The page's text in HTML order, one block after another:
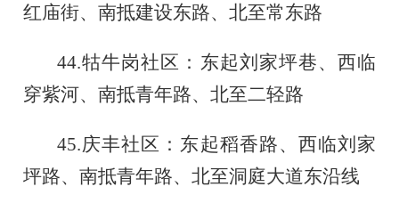
红庙街、南抵建设东路、北至常东路
44.牯牛岗社区：东起刘家坪巷、西临
穿紫河、南抵青年路、北至二轻路
45.庆丰社区：东起稻香路、西临刘家
坪路、南抵青年路、北至洞庭大道东沿线